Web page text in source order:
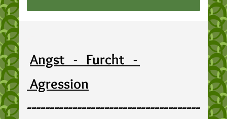
Angst - Furcht -
Agression
--------------------------------------